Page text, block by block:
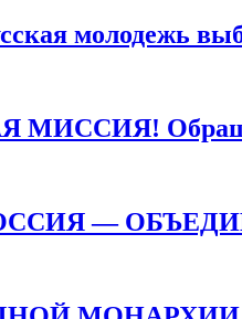
молодежь
—